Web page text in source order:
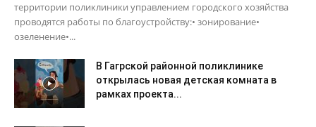
территории поликлиники управлением городского хозяйства
проводятся работы по благоустройству:• зонирование•
озеленение•...
В Гагрской районной поликлинике
открылась новая детская комната в
рамках проекта...